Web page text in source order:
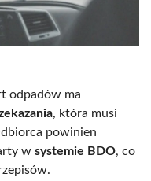
odpadów ma
, która musi
powinien
w systemie BDO, co